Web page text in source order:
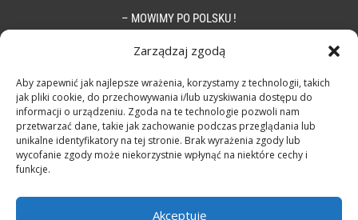
Zarządzaj zgodą
Aby zapewnić jak najlepsze wrażenia, korzystamy z technologii, takich
jak pliki cookie, do przechowywania i/lub uzyskiwania dostępu do
informacji o urządzeniu. Zgoda na te technologie pozwoli nam
przetwarzać dane, takie jak zachowanie podczas przeglądania lub
unikalne identyfikatory na tej stronie. Brak wyrażenia zgody lub
wycofanie zgody może niekorzystnie wpłynąć na niektóre cechy i
funkcje.
Akceptuję
– MOWIMY PO POLSKU !